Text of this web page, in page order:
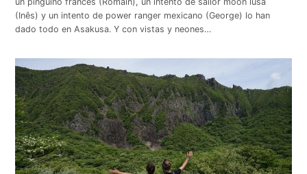
(Inês) y un intento de power ranger mexicano (George) lo han
dado todo en Asakusa. Y con vistas y neones…